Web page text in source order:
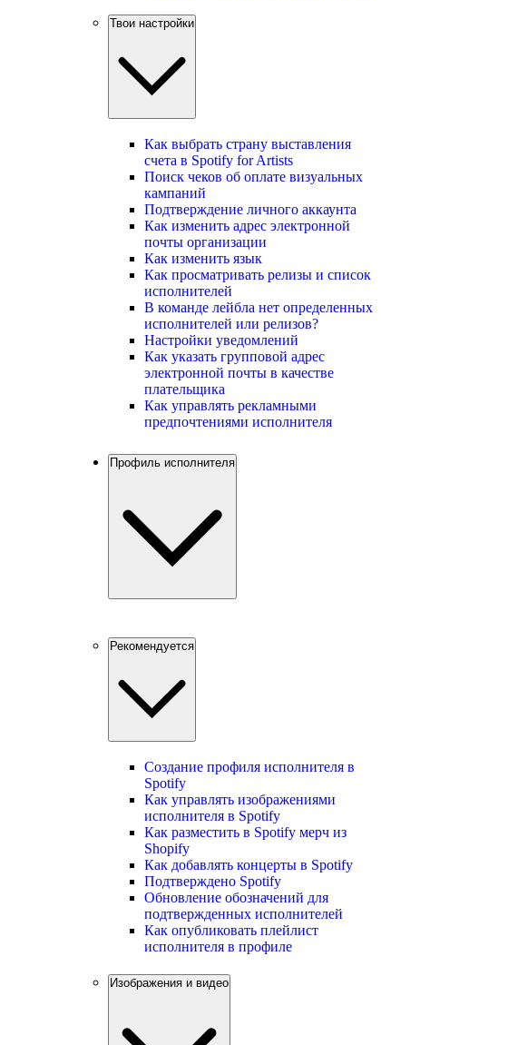
Твои настройки
Как выбрать страну выставления
счета в Spotify for Artists
Поиск чеков об оплате визуальных
кампаний
Подтверждение личного аккаунта
Как изменить адрес электронной
почты организации
Как изменить язык
Как просматривать релизы и список
исполнителей
В команде лейбла нет определенных
исполнителей или релизов?
Настройки уведомлений
Как указать групповой адрес
электронной почты в качестве
плательщика
Как управлять рекламными
предпочтениями исполнителя
Профиль исполнителя
Рекомендуется
Создание профиля исполнителя в
Spotify
Как управлять изображениями
исполнителя в Spotify
Как разместить в Spotify мерч из
Shopify
Как добавлять концерты в Spotify
Подтверждено Spotify
Обновление обозначений для
подтвержденных исполнителей
Как опубликовать плейлист
исполнителя в профиле
Изображения и видео